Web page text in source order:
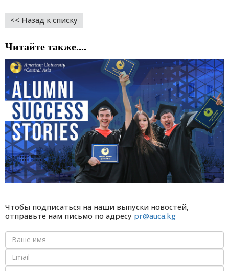
<< Назад к списку
Читайте также....
Чтобы подписаться на наши выпуски новостей,
отправьте нам письмо по адресу pr@auca.kg